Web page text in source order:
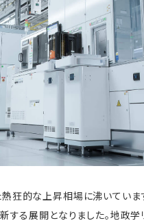
的な上昇相場に沸いています
する展開となりました。地政